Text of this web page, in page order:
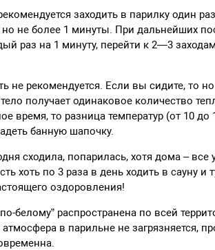
заходить в парилку один
не более 1 минуты. При дальнейших
раз на 1 минуту, перейти к 2—3
не рекомендуется. Если вы сидите, то
получает одинаковое количество
время, то разница температур (от 10
банную шапочку.
сходила, попарилась, хотя дома –
хоть по 3 раза в день ходить в сауну
оздоровления!
белому” распространена по всей
атмосфера в парильне не загрязняется,